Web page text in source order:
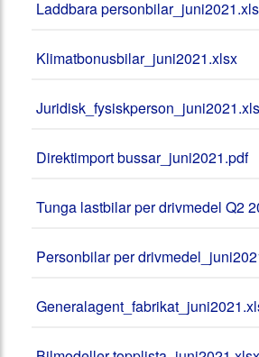
Laddbara
Klimatbonusbilar_juni2021.xlsx
Direktimport bussar_juni2021.pdf
Tunga lastbilar per drivmedel Q2
Personbilar per